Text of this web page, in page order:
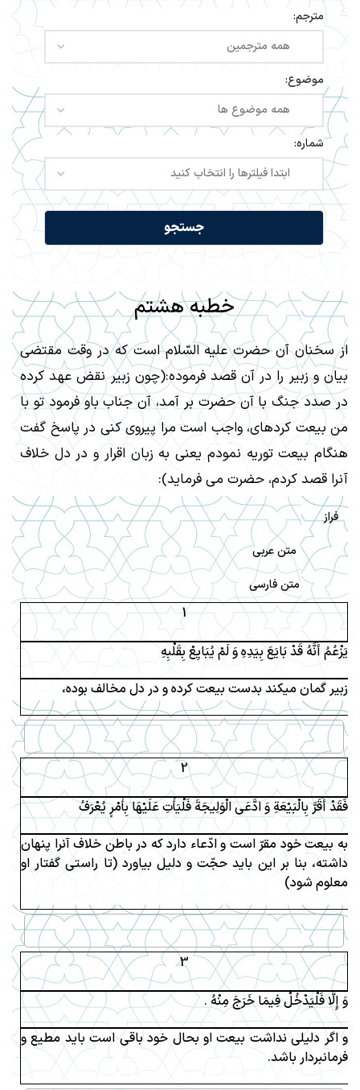
مترجم:
موضوع:
شماره:
خطبه هشتم
از سخنان آن حضرت عليه السّلام است كه در وقت مقتضى
بيان و زبير را در آن قصد فرموده:(چون زبير نقض عهد كرده
در صدد جنگ با آن حضرت بر آمد، آن جناب باو فرمود تو با
من بيعت كرده‏اى، واجب است مرا پيروى كنى در پاسخ گفت
هنگام بيعت توريه نمودم يعنى به زبان اقرار و در دل خلاف
آنرا قصد كردم، حضرت مى ‏فرمايد):
فراز
متن عربی
متن فارسی
1
يَزْعُمُ أَنَّهُ قَدْ بَايَعَ بِيَدِهِ وَ لَمْ يُبَايِعْ بِقَلْبِهِ
زبير گمان ميكند بدست بيعت كرده و در دل مخالف بوده،
2
فَقَدْ أَقَرَّ بِالْبَيْعَةِ وَ ادَّعَى الْوَلِيجَةَ فَلْيَأْتِ عَلَيْهَا بِأَمْرٍ يُعْرَفُ
به بيعت خود مقرّ است و ادّعاء دارد كه در باطن خلاف آنرا پنهان
داشته، بنا بر اين بايد حجّت و دليل بياورد (تا راستى گفتار او
معلوم شود)
3
وَ إِلَّا فَلْيَدْخُلْ فِيمَا خَرَجَ مِنْهُ .
و اگر دليلى نداشت بيعت او بحال خود باقى است بايد مطيع و
فرمانبردار باشد.